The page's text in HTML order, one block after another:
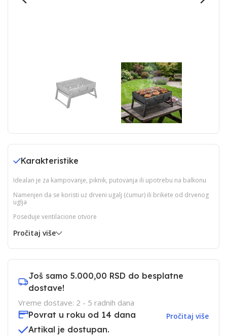
Karakteristike
Idealan je za kampovanje, piknik, putovanja ili upotrebu na balkonu
Namenjen da se koristi uz drveni ugalj (ćumur) ili brikete od drvenog
uglja
Poseduje ventilacione otvore
Pročitaj više
Još samo 5.000,00 RSD do besplatne
dostave!
Vreme dostave: 2 - 5 radnih dana
Povrat u roku od 14 dana
Pročitaj više
Artikal je dostupan.